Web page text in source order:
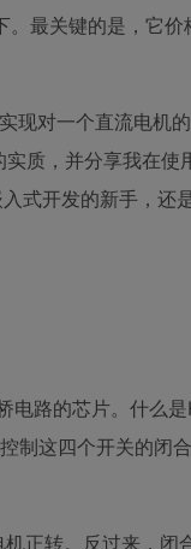
。最关键的是，它价
现对一个直流电机
质，并分享我在使
式开发的新手，还
电路的芯片。什么
制这四个开关的闭
正转。反过来，闭